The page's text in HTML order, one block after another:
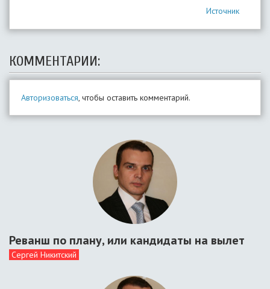
Источник
КОММЕНТАРИИ:
Авторизоваться, чтобы оставить комментарий.
Реванш по плану, или кандидаты на вылет
Сергей Никитский